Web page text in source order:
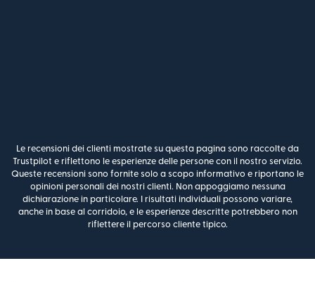
Le recensioni dei clienti mostrate su questa pagina sono raccolte da
Trustpilot e riflettono le esperienze delle persone con il nostro servizio.
Queste recensioni sono fornite solo a scopo informativo e riportano le
opinioni personali dei nostri clienti. Non appoggiamo nessuna
dichiarazione in particolare. I risultati individuali possono variare,
anche in base al corridoio, e le esperienze descritte potrebbero non
riflettere il percorso cliente tipico.